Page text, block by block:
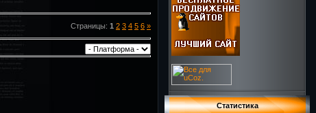
Страницы: 1 2 3 4 5 6 »
Статистика